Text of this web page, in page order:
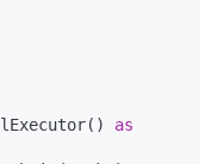
as